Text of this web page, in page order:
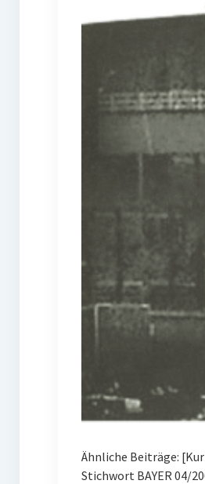
Ähnliche Beiträge:
Stichwort BAYER 04/